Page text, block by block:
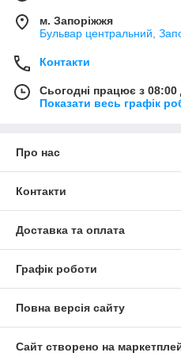
м. Запоріжжя
Бульвар центральний,
Контакти
Сьогодні працює з 08:00
Показати весь графік
Про нас
Контакти
Доставка та оплата
Графік роботи
Повна версія сайту
Сайт створено на